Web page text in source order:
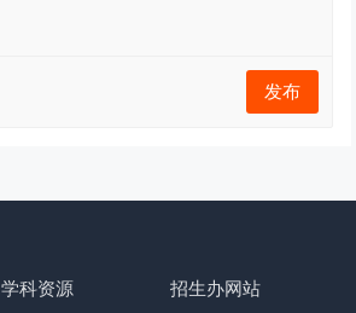
发布
学科资源
招生办网站